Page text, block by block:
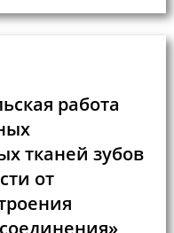
работа
тканей зубов
от